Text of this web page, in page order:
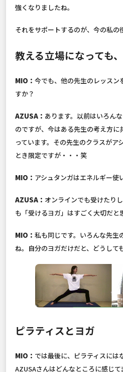
強くなりましたね。
それをサポートするのが、今の私の
教える立場になっても
MIO： 今でも、他の先生のレッスン
すか？
AZUSA： あります。以前はいろん
のですが、今はある先生の考え方に
っています。その先生のクラスがア
とき限定ですが・・・笑
MIO： アシュタンガはエネルギー使
AZUSA： オンラインでも受けたり
も「受けるヨガ」はすごく大切だと
MIO： 私も同じです。いろんな先生
ね。自分のヨガだけだと、どうして
ピラティスとヨガ
MIO： では最後に、ピラティスには
AZUSAさんはどんなところに感じて